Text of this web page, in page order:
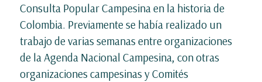
Consulta Popular Campesina en la historia de
Colombia. Previamente se había realizado un
trabajo de varias semanas entre organizaciones
de la Agenda Nacional Campesina, con otras
organizaciones campesinas y Comités